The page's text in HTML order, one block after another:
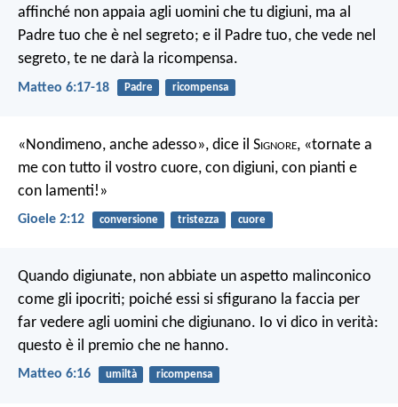
affinché non appaia agli uomini che tu digiuni, ma al
Padre tuo che è nel segreto; e il Padre tuo, che vede nel
segreto, te ne darà la ricompensa.
Matteo 6:17-18 Padre ricompensa
«Nondimeno, anche adesso», dice il Signore, «tornate a
me con tutto il vostro cuore, con digiuni, con pianti e
con lamenti!»
Gioele 2:12 conversione tristezza cuore
Quando digiunate, non abbiate un aspetto malinconico
come gli ipocriti; poiché essi si sfigurano la faccia per
far vedere agli uomini che digiunano. Io vi dico in verità:
questo è il premio che ne hanno.
Matteo 6:16 umiltà ricompensa